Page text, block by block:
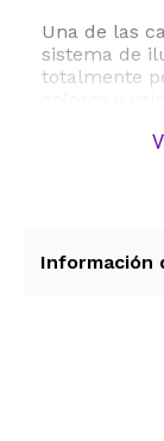
Una de las
sistema de
totalmente
atmósfera
mantengan
Información